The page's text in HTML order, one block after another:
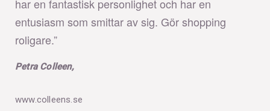
har en fantastisk personlighet och har en
entusiasm som smittar av sig. Gör shopping
roligare.”
Petra Colleen,
www.colleens.se